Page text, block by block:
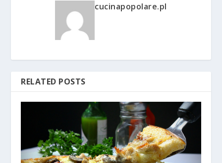
cucinapopolare.pl
RELATED POSTS